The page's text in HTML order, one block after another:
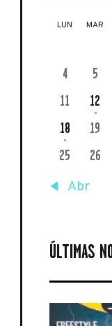
LUN MAR
4
5
11
12
18
19
25
26
« Abr
ÚLTIMAS